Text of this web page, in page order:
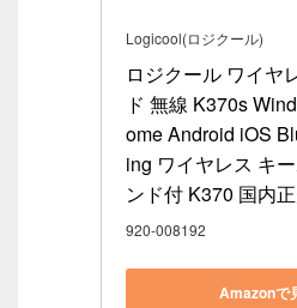
Logicool(ロジクール)
ロジクール ワイヤ
ド 無線 K370s
ome Android iOS
ing ワイヤレス キ
ンド付 K370 国内
920-008192
Amazonで